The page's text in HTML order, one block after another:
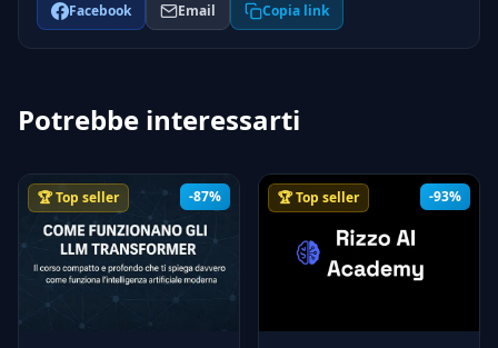
Facebook
Email Copia link
Potrebbe interessarti
-87%
🏆 Top seller -93%
🏆 Top seller